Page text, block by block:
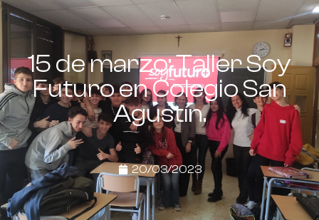
15 de marzo: Taller Soy
Futuro en Colegio San
Agustín.
20/03/2023